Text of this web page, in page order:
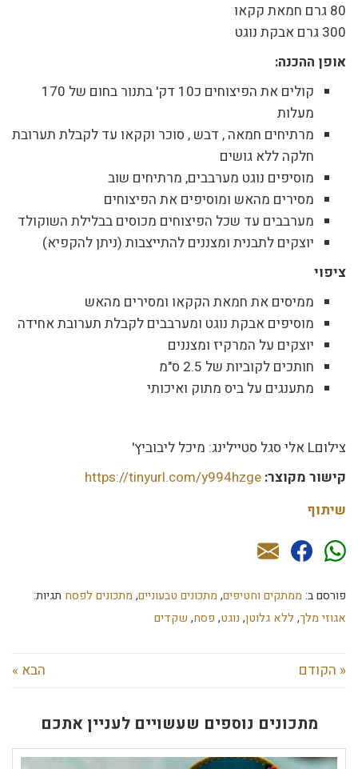
80 גרם חמאת קקאו
300 גרם אבקת נוגט
אופן ההכנה:
קולים את הפיצוחים כ10 דק' בתנור בחום של 170
מעלות
מרתיחים חמאה , דבש , סוכר וקקאו עד לקבלת תערובת
חלקה ללא גושים
מוסיפים נוגט מערבבים, מרתיחים שוב
מסירים מהאש ומוסיפים את הפיצוחים
מערבבים עד שכל הפיצוחים מכוסים בבלילת השוקולד
יוצקים לתבנית ומצננים להתייצבות (ניתן להקפיא)
ציפוי
ממיסים את חמאת הקקאו ומסירים מהאש
מוסיפים אבקת נוגט ומערבבים לקבלת תערובת אחידה
יוצקים על המרקיז ומצננים
חותכים לקוביות של 2.5 ס"מ
מתענגים על ביס מתוק ואיכותי
צילוםL אלי סגל סטיילינג: מיכל ליבוביץ'
קישור מקוצר: https://tinyurl.com/y994hzge
שיתוף
פורסם ב: ממתקים וחטיפים, מתכונים טבעוניים, מתכונים לפסח תגיות:
אגוזי מלך,ללא גלוטן, נוגט, פסח, שקדים
« הקודם הבא »
מתכונים נוספים שעשויים לעניין אתכם